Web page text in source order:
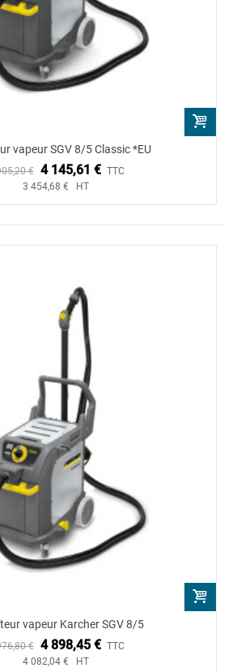
vapeur SGV 8/5 Classic *EU
€ 4 145,61 € TTC
3 454,68 € HT
vapeur Karcher SGV 8/5
€ 4 898,45 € TTC
4 082,04 € HT